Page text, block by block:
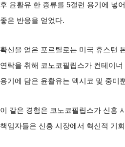
후 윤활유 한 종류를 5갤런 용기에 넣
좋은 반응을 얻었다.
확신을 얻은 포르틸로는 미국 휴스턴
연락을 취해 코노코필립스가 컨테이
용기에 담은 윤활유는 멕시코 및 중미
이 같은 경험은 코노코필립스가 신흥
책임자들은 신흥 시장에서 혁신적 기